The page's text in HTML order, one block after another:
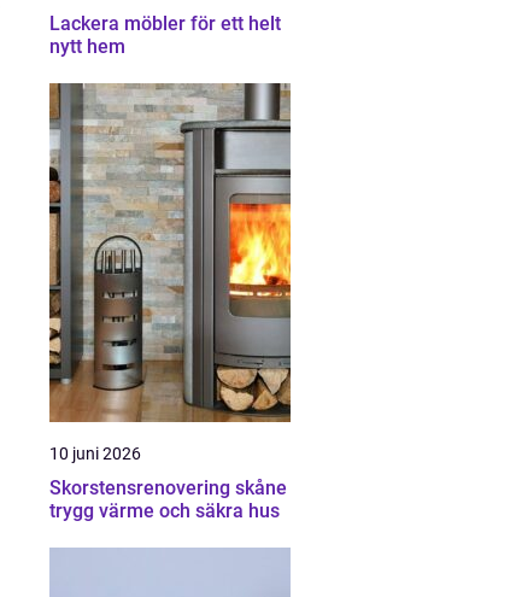
Lackera möbler för ett helt
nytt hem
10 juni 2026
Skorstensrenovering skåne
trygg värme och säkra hus